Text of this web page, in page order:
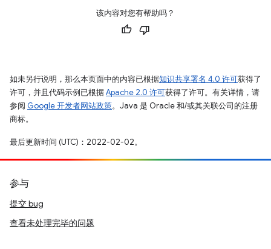
该内容对您有帮助吗？
如未另行说明，那么本页面中的内容已根据知识共享署名 4.0 许可获得了
许可，并且代码示例已根据Apache 2.0 许可获得了许可。有关详情，请
参阅 Google 开发者网站政策。Java 是 Oracle 和/或其关联公司的注册
商标。
最后更新时间 (UTC)：2022-02-02。
参与
提交 bug
查看未处理完毕的问题